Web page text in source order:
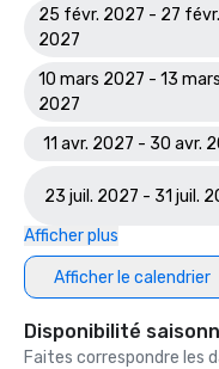
25 févr. 2027 - 27 févr.
2027
10 mars 2027 - 13 mars
2027
11 avr. 2027 - 30 avr.
23 juil. 2027 - 31 juil.
Afficher plus
Afficher le calendrier
Disponibilité
Faites correspondre les